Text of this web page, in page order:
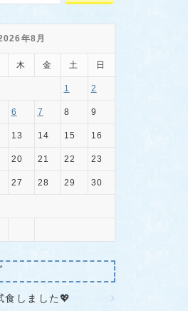
年8月
木 金 土 日
1 2
6 7 8 9
13 14 15 16
20 21 22 23
27 28 29 30
食しました💖